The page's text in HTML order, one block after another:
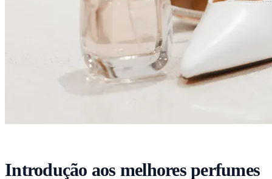
Introdução aos melhores perfumes